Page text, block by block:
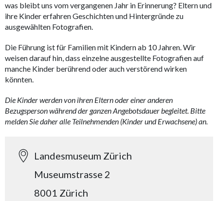
was bleibt uns vom vergangenen Jahr in Erinnerung? Eltern und
ihre Kinder erfahren Geschichten und Hintergründe zu
ausgewählten Fotografien.
Die Führung ist für Familien mit Kindern ab 10 Jahren. Wir
weisen darauf hin, dass einzelne ausgestellte Fotografien auf
manche Kinder berührend oder auch verstörend wirken
könnten.
Die Kinder werden von ihren Eltern oder einer anderen
Bezugsperson während der ganzen Angebotsdauer begleitet. Bitte
melden Sie daher alle Teilnehmenden (Kinder und Erwachsene) an.
Landesmuseum Zürich
Museumstrasse 2
8001 Zürich